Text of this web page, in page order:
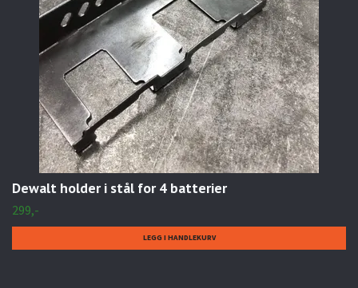
Dewalt holder i stål for 4 batterier
299,-